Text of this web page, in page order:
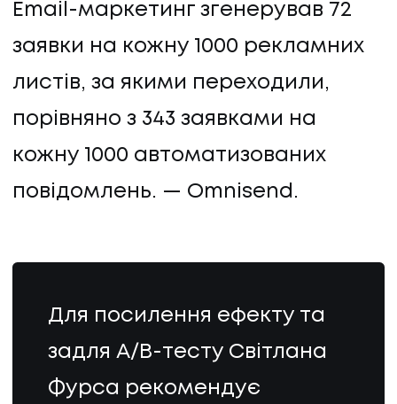
Email-маркетинг згенерував 72
заявки на кожну 1000 рекламних
листів, за якими переходили,
порівняно з 343 заявками на
кожну 1000 автоматизованих
повідомлень. — Omnisend.
Для посилення ефекту та
задля A/B-тесту Світлана
Фурса рекомендує
©
Політика конфіденційності